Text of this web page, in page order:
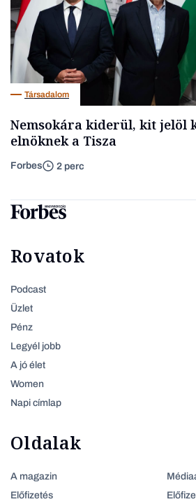
Társadalom
Nemsokára kiderül, kit jelöl
elnöknek a Tisza
Forbes 2 perc
Rovatok
Podcast
Üzlet
Pénz
Legyél jobb
A jó élet
Women
Napi címlap
Oldalak
A magazin
Előfizetés